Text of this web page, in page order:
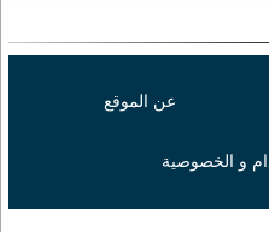
عن الموقع
و الخصوصية